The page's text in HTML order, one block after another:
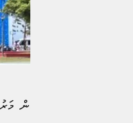
ޑައިވިންއަށް ދިޔަ ފަސް މީހުން